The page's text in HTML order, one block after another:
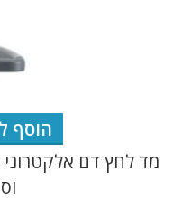
הוסף
מד לחץ דם אלקטרוני